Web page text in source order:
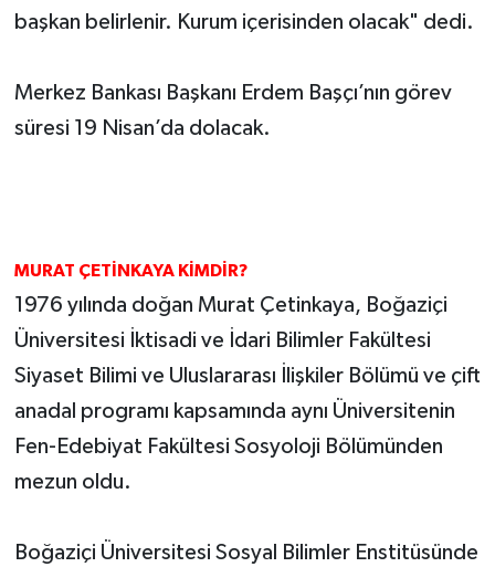
başkan belirlenir. Kurum içerisinden olacak" dedi.
Merkez Bankası Başkanı Erdem Başçı’nın görev
süresi 19 Nisan’da dolacak.
MURAT ÇETİNKAYA KİMDİR?
1976 yılında doğan Murat Çetinkaya, Boğaziçi
Üniversitesi İktisadi ve İdari Bilimler Fakültesi
Siyaset Bilimi ve Uluslararası İlişkiler Bölümü ve çift
anadal programı kapsamında aynı Üniversitenin
Fen-Edebiyat Fakültesi Sosyoloji Bölümünden
mezun oldu.
Boğaziçi Üniversitesi Sosyal Bilimler Enstitüsünde